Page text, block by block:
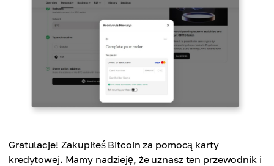
Gratulacje! Zakupiłeś Bitcoin za pomocą karty
kredytowej. Mamy nadzieję, że uznasz ten przewodnik i